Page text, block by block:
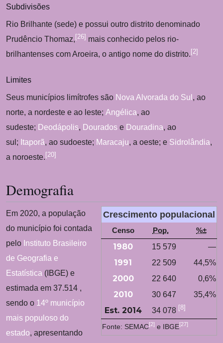
Subdivisões
Rio Brilhante (sede) e possui outro distrito denominado
Prudêncio Thomaz,[26] mais conhecido pelos rio-
brilhantenses com Aroeira, o antigo nome do distrito.[2]
Limites
Seus municípios limítrofes são Nova Alvorada do Sul , ao
norte, a nordeste e ao leste; Angélica, ao
sudeste; Deodápolis, Dourados e Douradina, ao
sul; Itaporã, ao sudoeste; Maracaju, a oeste; e Sidrolândia,
a noroeste.[20]
Demografia
Crescimento populacional
Censo Pop. %±
1980 15 579 —
1991 22 509 44,5%
2000 22 640 0,6%
2010 30 647 35,4%
Est. 2014 34 078 [8]
Fonte: SEMAC[2] e IBGE[27]
Em 2020, a população
do município foi contada
pelo Instituto Brasileiro
de Geografia e
Estatística (IBGE) e
estimada em 37.514 ,
sendo o 14º município
mais populoso do
estado, apresentando